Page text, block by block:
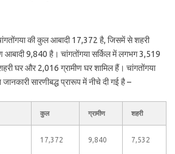
की कुल आबादी 17,372 है, जिसमें से शहरी
आबादी 9,840 है। चांगतोंगया सर्किल में लगभग 3,519
घर और 2,016 ग्रामीण घर शामिल हैं। चांगतोंगया
सारणीबद्ध प्रारूप में नीचे दी गई है –
कुल ग्रामीण शहरी
17,372 9,840 7,532